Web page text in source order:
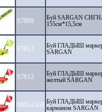
97809
Буй SARGAN
155см*15,5см
97813
Буй ГЛАДЫШ маркер-
SARGAN
97812
Буй ГЛАДЫШ маркер-
желтый SARGAN
00014568 Буй ГЛАДЫШ
карманом SARGAN